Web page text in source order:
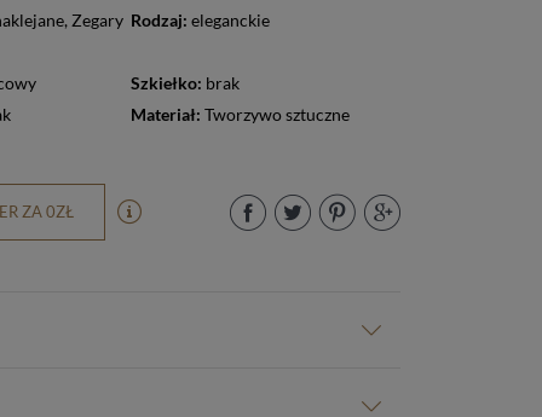
, Rodzaj:eleganckie
Szkiełko: brak
Materiał:Tworzywo sztuczne
ZA 0ZŁ